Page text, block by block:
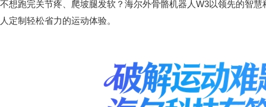
不想跑完关节疼、爬坡腿发软？海尔外骨骼机器人W3以领先的智
人定制轻松省力的运动体验。